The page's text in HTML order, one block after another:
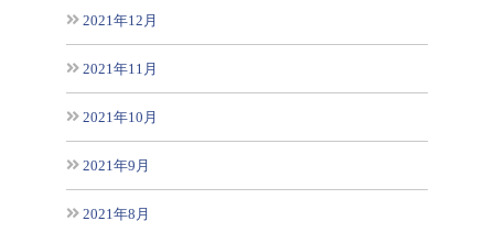
2021年12月
2021年11月
2021年10月
2021年9月
2021年8月